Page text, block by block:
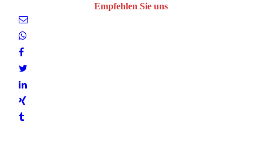
Empfehlen Sie uns